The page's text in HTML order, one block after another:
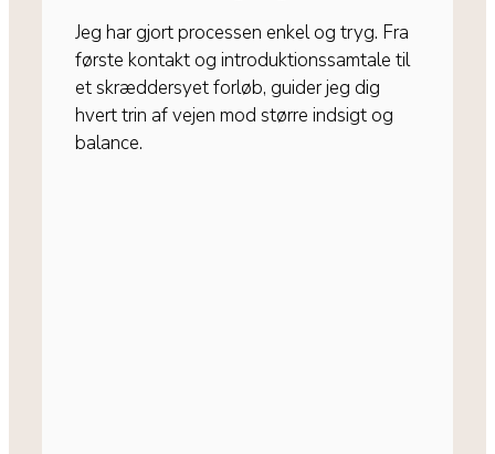
Jeg har gjort processen enkel og tryg. Fra
første kontakt og introduktionssamtale til
et skræddersyet forløb, guider jeg dig
hvert trin af vejen mod større indsigt og
balance.